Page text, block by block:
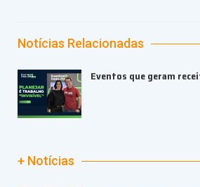
Notícias Relacionadas
Eventos que geram
+ Notícias